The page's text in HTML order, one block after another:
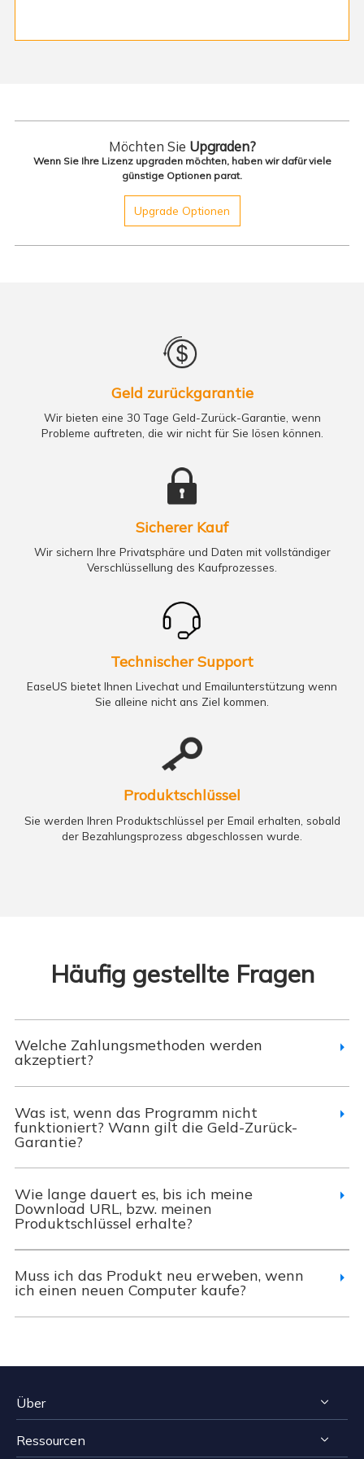
Möchten Sie Upgraden?
Wenn Sie Ihre Lizenz upgraden möchten, haben wir dafür viele
günstige Optionen parat.
Upgrade Optionen
Geld zurückgarantie
Wir bieten eine 30 Tage Geld-Zurück-Garantie, wenn
Probleme auftreten, die wir nicht für Sie lösen können.
Sicherer Kauf
Wir sichern Ihre Privatsphäre und Daten mit vollständiger
Verschlüssellung des Kaufprozesses.
Technischer Support
EaseUS bietet Ihnen Livechat und Emailunterstützung wenn
Sie alleine nicht ans Ziel kommen.
Produktschlüssel
Sie werden Ihren Produktschlüssel per Email erhalten, sobald
der Bezahlungsprozess abgeschlossen wurde.
Häufig gestellte Fragen
Welche Zahlungsmethoden werden
akzeptiert?
Was ist, wenn das Programm nicht
funktioniert? Wann gilt die Geld-Zurück-
Garantie?
Wie lange dauert es, bis ich meine
Download URL, bzw. meinen
Produktschlüssel erhalte?
Muss ich das Produkt neu erweben, wenn
ich einen neuen Computer kaufe?
Über
Impressum
Ressourcen